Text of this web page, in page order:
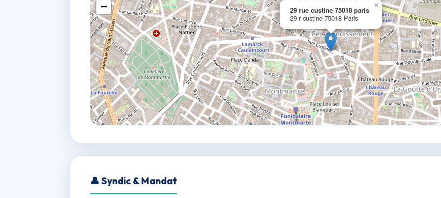
www.vme.plus/AE1743426
29 rue custine 75018 paris
29 r custine75018 Paris
29 rue custine 75018 paris
29 r custine 75018 Paris
×
−
👤 Syndic & Mandat